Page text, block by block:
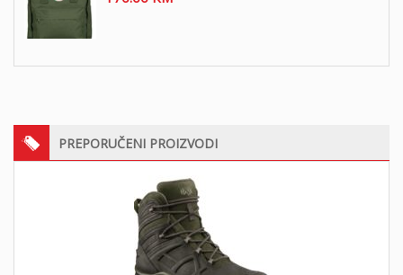
PREPORUČENI PROIZVODI